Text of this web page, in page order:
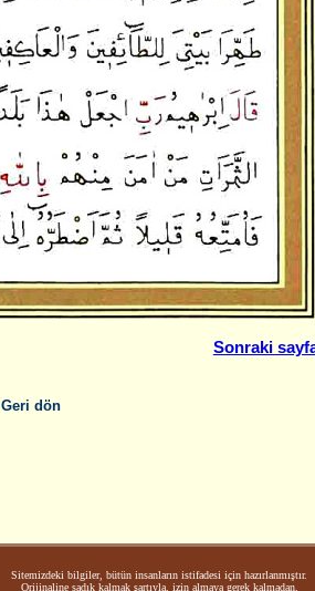
Sonraki
Geri dön
Sitemizdeki bilgiler, bütün insanların istifadesi için hazırlanmıştır.
Orijinaline sadık kalmak şartıyla, izin almaya gerek kalmadan,